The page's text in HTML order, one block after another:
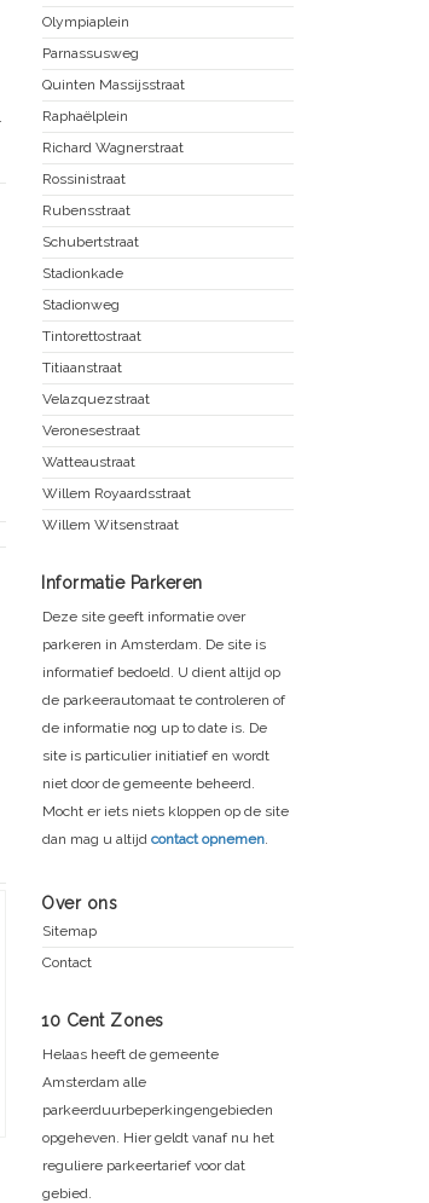
Olympiaplein
Parnassusweg
Quinten Massijsstraat
Raphaëlplein
Richard Wagnerstraat
Rossinistraat
Rubensstraat
Schubertstraat
Stadionkade
Stadionweg
Tintorettostraat
Titiaanstraat
Velazquezstraat
Veronesestraat
Watteaustraat
Willem Royaardsstraat
Willem Witsenstraat
Informatie Parkeren
Deze site geeft informatie over
parkeren in Amsterdam. De site is
informatief bedoeld. U dient altijd op
de parkeerautomaat te controleren of
de informatie nog up to date is. De
site is particulier initiatief en wordt
niet door de gemeente beheerd.
Mocht er iets niets kloppen op de site
dan mag u altijd contact opnemen.
Over ons
Sitemap
Contact
10 Cent Zones
Helaas heeft de gemeente
Amsterdam alle
parkeerduurbeperkingengebieden
opgeheven. Hier geldt vanaf nu het
reguliere parkeertarief voor dat
gebied.